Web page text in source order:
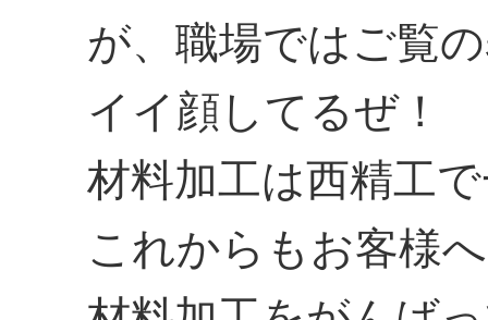
が、職場ではご覧
イイ顔してるぜ！
材料加工は西精工
これからもお客様